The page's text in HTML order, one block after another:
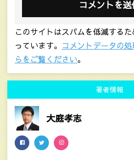
このサイトはスパムを低減する
っています。 コメントデータの
らをご覧ください。
著者情報
大庭孝志